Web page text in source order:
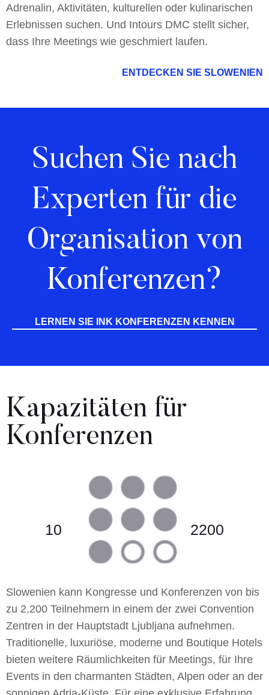
Adrenalin, Aktivitäten, kulturellen oder kulinarischen
Erlebnissen suchen. Und Intours DMC stellt sicher,
dass Ihre Meetings wie geschmiert laufen.
ENTDECKEN SIE SLOWENIEN
Suchen Sie nach
Experten für die
Organisation von
Konferenzen?
LERNEN SIE INK KONFERENZEN KENNEN
Kapazitäten für
Konferenzen
10 2200
Slowenien kann Kongresse und Konferenzen von bis
zu 2,200 Teilnehmern in einem der zwei Convention
Zentren in der Hauptstadt Ljubljana aufnehmen.
Traditionelle, luxuriöse, moderne und Boutique Hotels
bieten weitere Räumlichkeiten für Meetings, für Ihre
Events in den charmanten Städten, Alpen oder an der